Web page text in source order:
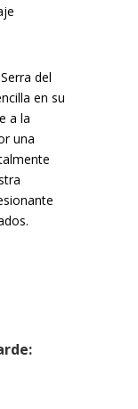
del
en su
a la
una